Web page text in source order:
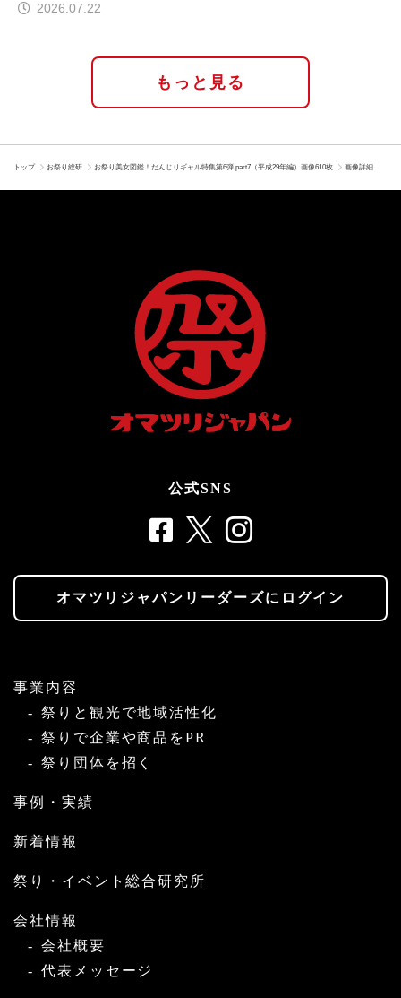
2026.07.22
もっと見る
トップ お祭り総研 お祭り美女図鑑！だんじりギャル特集第6弾 part7（平成29年編）画像610枚 画像詳細
公式SNS
オマツリジャパンリーダーズにログイン
事業内容
祭りと観光で地域活性化
祭りで企業や商品をPR
祭り団体を招く
事例・実績
新着情報
祭り・イベント総合研究所
会社情報
会社概要
代表メッセージ